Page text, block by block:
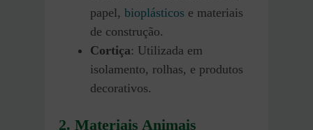
papel, bioplásticos e materiais
de construção.
Cortiça: Utilizada em
isolamento, rolhas, e produtos
decorativos.
2. Materiais Animais